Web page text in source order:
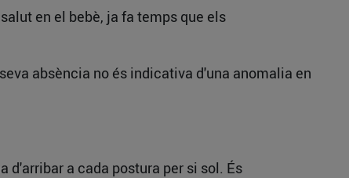
en el bebè, ja fa temps que els
absència no és indicativa d'una anomalia en
d'arribar a cada postura per si sol. És